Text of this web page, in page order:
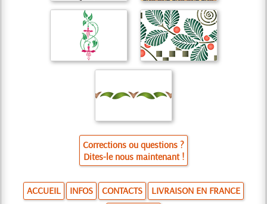
Corrections ou questions ?
Dites-le nous maintenant !
ACCUEIL INFOS CONTACTS
LIVRAISON EN FRANCE